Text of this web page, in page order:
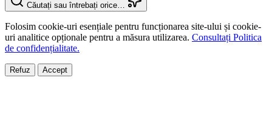
Căutați sau întrebați orice…
Folosim cookie-uri esențiale pentru funcționarea site-ului și cookie-
uri analitice opționale pentru a măsura utilizarea. Consultați Politica
de confidențialitate.
Refuz Accept